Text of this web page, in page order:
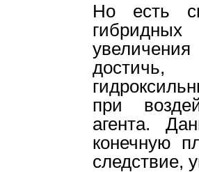
Но есть
достичь,
при
агента.
конечную
следствие,